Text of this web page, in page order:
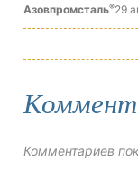
Азовпромсталь®29
Комментариев